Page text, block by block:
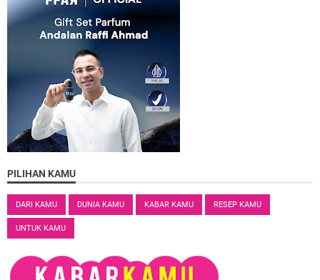
PILIHAN KAMU
DARI KAMU DUNIA KAMU KABAR KAMU RESEP KAMU
UNTUK KAMU